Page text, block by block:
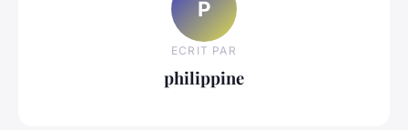
P
ECRIT PAR
philippine